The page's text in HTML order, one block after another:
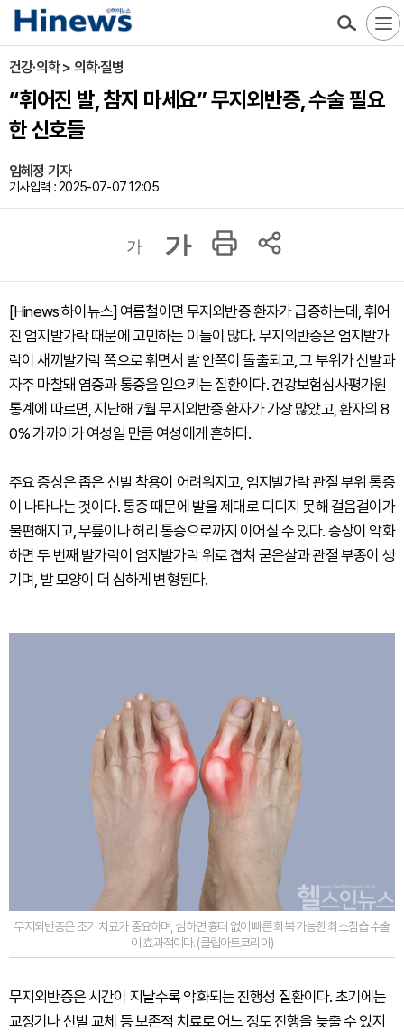
건강·의학 > 의학·질병
“휘어진 발, 참지 마세요” 무지외반증, 수술 필요
한 신호들
임혜정 기자
기사입력 : 2025-07-07 12:05
가 가
[Hinews 하이뉴스] 여름철이면 무지외반증 환자가 급증하는데, 휘어
진 엄지발가락 때문에 고민하는 이들이 많다. 무지외반증은 엄지발가
락이 새끼발가락 쪽으로 휘면서 발 안쪽이 돌출되고, 그 부위가 신발과
자주 마찰돼 염증과 통증을 일으키는 질환이다. 건강보험심사평가원
통계에 따르면, 지난해 7월 무지외반증 환자가 가장 많았고, 환자의 8
0% 가까이가 여성일 만큼 여성에게 흔하다.
주요 증상은 좁은 신발 착용이 어려워지고, 엄지발가락 관절 부위 통증
이 나타나는 것이다. 통증 때문에 발을 제대로 디디지 못해 걸음걸이가
불편해지고, 무릎이나 허리 통증으로까지 이어질 수 있다. 증상이 악화
하면 두 번째 발가락이 엄지발가락 위로 겹쳐 굳은살과 관절 부종이 생
기며, 발 모양이 더 심하게 변형된다.
무지외반증은 조기 치료가 중요하며, 심하면 흉터 없이 빠른 회복 가능한 최소침습 수술
이 효과적이다. (클립아트코리아)
무지외반증은 시간이 지날수록 악화되는 진행성 질환이다. 초기에는
교정기나 신발 교체 등 보존적 치료로 어느 정도 진행을 늦출 수 있지